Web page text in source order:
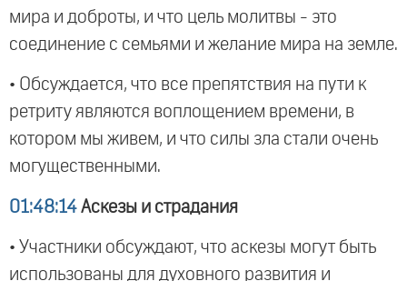
мира и доброты, и что цель молитвы - это
соединение с семьями и желание мира на земле.
• Обсуждается, что все препятствия на пути к
ретриту являются воплощением времени, в
котором мы живем, и что силы зла стали очень
могущественными.
01:48:14 Аскезы и страдания
• Участники обсуждают, что аскезы могут быть
использованы для духовного развития и